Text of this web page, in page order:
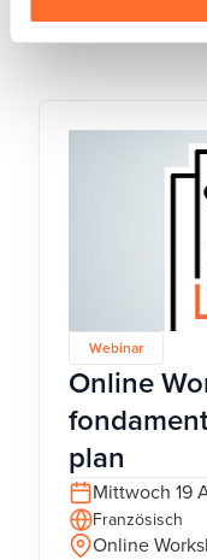
Webinar
Online
plan
Mittwoch 19
Französisch
Online